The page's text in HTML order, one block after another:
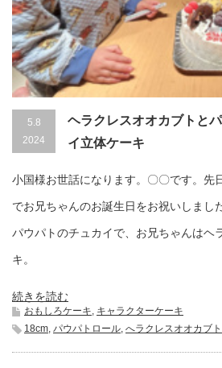
5.8
2024
ヘラクレスオオカブトと
イ立体ケーキ
小国様お世話になります。〇〇です。先
でお兄ちゃんのお誕生日をお祝いしま
パウパトのチュカイで、お兄ちゃんはヘ
キ。
続きを読む
おもしろケーキ, キャラクターケーキ
18cm, パウパトロール, へラクレスオオカブト